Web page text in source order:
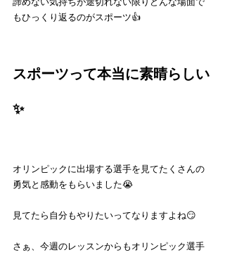
もひっくり返るのがスポーツ👍
スポーツって本当に素晴らしい
✨
オリンピックに出場する選手を見てたくさんの
勇気と感動をもらいました😭
見てたら自分もやりたいってなりますよね😏
さぁ、今週のレッスンからもオリンピック選手